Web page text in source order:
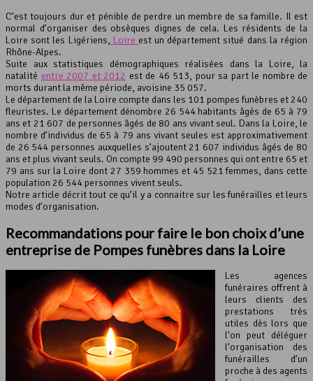
interserver coupons
C’est toujours dur et pénible de perdre un membre de sa famille. Il est
normal d’organiser des obsèques dignes de cela. Les résidents de la
Loire sont les Ligériens, Loire est un département situé dans la région
Rhône-Alpes.
Suite aux statistiques démographiques réalisées dans la Loire, la
natalité entre 2007 et 2012 est de 46 513, pour sa part le nombre de
morts durant la même période, avoisine 35 057.
Le département de la Loire compte dans les 101 pompes funèbres et 240
fleuristes. Le département dénombre 26 544 habitants âgés de 65 à 79
ans et 21 607 de personnes âgés de 80 ans vivant seul. Dans la Loire, le
nombre d’individus de 65 à 79 ans vivant seules est approximativement
de 26 544 personnes auxquelles s’ajoutent 21 607 individus âgés de 80
ans et plus vivant seuls. On compte 99 490 personnes qui ont entre 65 et
79 ans sur la Loire dont 27 359 hommes et 45 521 femmes, dans cette
population 26 544 personnes vivent seuls.
Notre article décrit tout ce qu’il y a connaitre sur les funérailles et leurs
modes d’organisation.
Recommandations pour faire le bon choix d’une
entreprise de Pompes funèbres dans la Loire
Les agences
funéraires offrent à
leurs clients des
prestations très
utiles dès lors que
l’on peut déléguer
l’organisation des
funérailles d’un
proche à des agents